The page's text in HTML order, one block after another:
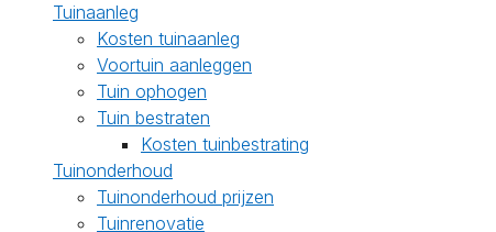
Tuinaanleg
Kosten tuinaanleg
Voortuin aanleggen
Tuin ophogen
Tuin bestraten
Kosten tuinbestrating
Tuinonderhoud
Tuinonderhoud prijzen
Tuinrenovatie